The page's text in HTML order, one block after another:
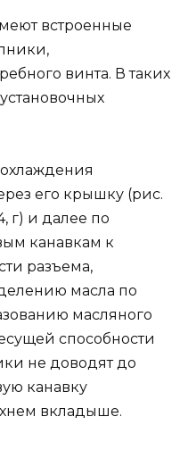
встроенные
винта. В таких
его крышку (рис.
г) и далее по
канавкам к
разъема,
масла по
масляного
способности
не доводят до
канавку
вкладыше.